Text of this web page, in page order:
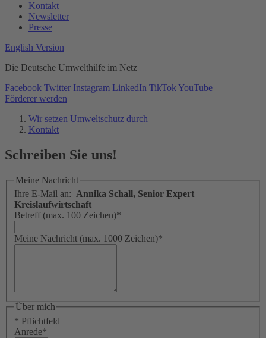
Kontakt
Newsletter
Presse
English Version
Die Deutsche Umwelthilfe im Netz
Facebook Twitter Instagram LinkedIn TikTok YouTube
Förderer werden
Wir setzen Umweltschutz durch
Kontakt
Schreiben Sie uns!
Meine Nachricht
Ihre E-Mail an: Annika Schall, Senior Expert
Kreislaufwirtschaft
Betreff (max. 100 Zeichen)*
Meine Nachricht (max. 1000 Zeichen)*
Über mich
* Pflichtfeld
Anrede*